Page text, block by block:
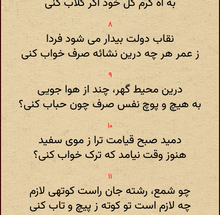
نقاب دولت بیدار می شود فردا
ز عمر هر چه درین نشائه صرف خواب کنی
درین محیط گهر، چند از هوا جویی
به هیچ و پوچ نفس صرف چون حباب کنی؟
دمید صبح قیامت ترا ز موی سفید
هنوز وقت نیامد که ترک خواب کنی؟
چو شمع، رشته جان راست کوتهی لازم
چه لازم است تو کوته ز پیچ و تاب کنی